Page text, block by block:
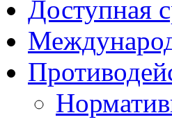
Доступная